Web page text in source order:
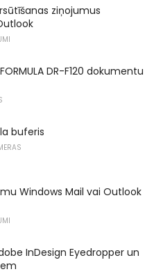
ziņojumus
DR-F120 dokumentu
buferis
Windows Mail vai Outlook
InDesign Eyedropper un